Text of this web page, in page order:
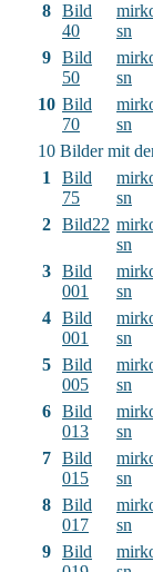
8 Bild
40
sn
9 Bild
50
sn
10 Bild
70
sn
10 Bilder mit
1
Bild
75
sn
2 Bild22
sn
3 Bild
001
sn
4 Bild
001
sn
5 Bild
005
sn
6 Bild
013
sn
7 Bild
015
sn
8 Bild
017
sn
9 Bild